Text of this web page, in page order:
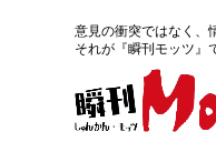
意見の衝突ではなく、
それが『瞬刊モッツ』